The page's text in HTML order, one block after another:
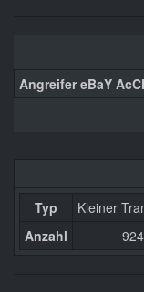
Angreifer eBaY
Typ Kleiner
Anzahl
924